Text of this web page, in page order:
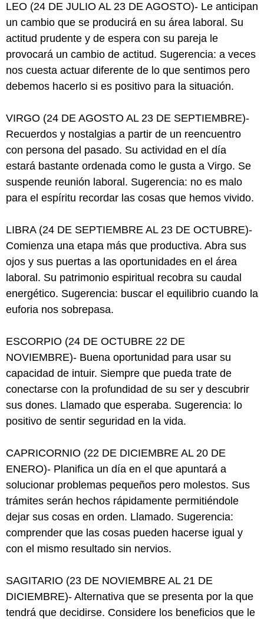
LEO (24 DE JULIO AL 23 DE AGOSTO)- Le anticipan
un cambio que se producirá en su área laboral. Su
actitud prudente y de espera con su pareja le
provocará un cambio de actitud. Sugerencia: a veces
nos cuesta actuar diferente de lo que sentimos pero
debemos hacerlo si es positivo para la situación.
VIRGO (24 DE AGOSTO AL 23 DE SEPTIEMBRE)-
Recuerdos y nostalgias a partir de un reencuentro
con persona del pasado. Su actividad en el día
estará bastante ordenada como le gusta a Virgo. Se
suspende reunión laboral. Sugerencia: no es malo
para el espíritu recordar las cosas que hemos vivido.
LIBRA (24 DE SEPTIEMBRE AL 23 DE OCTUBRE)-
Comienza una etapa más que productiva. Abra sus
ojos y sus puertas a las oportunidades en el área
laboral. Su patrimonio espiritual recobra su caudal
energético. Sugerencia: buscar el equilibrio cuando la
euforia nos sobrepasa.
ESCORPIO (24 DE OCTUBRE 22 DE
NOVIEMBRE)- Buena oportunidad para usar su
capacidad de intuir. Siempre que pueda trate de
conectarse con la profundidad de su ser y descubrir
sus dones. Llamado que esperaba. Sugerencia: lo
positivo de sentir seguridad en la vida.
CAPRICORNIO (22 DE DICIEMBRE AL 20 DE
ENERO)- Planifica un día en el que apuntará a
solucionar problemas pequeños pero molestos. Sus
trámites serán hechos rápidamente permitiéndole
dejar sus cosas en orden. Llamado. Sugerencia:
comprender que las cosas pueden hacerse igual y
con el mismo resultado sin nervios.
SAGITARIO (23 DE NOVIEMBRE AL 21 DE
DICIEMBRE)- Alternativa que se presenta por la que
tendrá que decidirse. Considere los beneficios que le